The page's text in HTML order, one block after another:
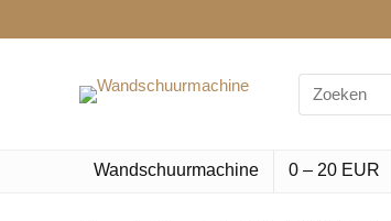
Search
for:
Wandschuurmachine 0 – 20 EUR